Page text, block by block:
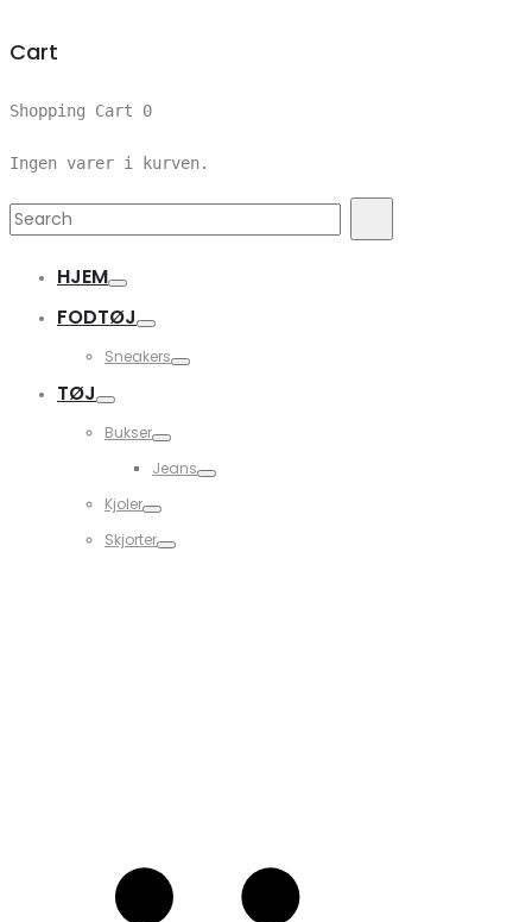
Cart
Shopping Cart 0
Ingen varer i kurven.
Search
HJEM
FODTØJ
Sneakers
TØJ
Bukser
Jeans
Kjoler
Skjorter